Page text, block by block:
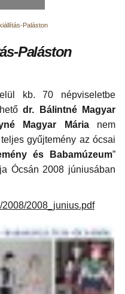
Paláston
Paláston
kb. 70 népviseletbe
dr. Bálintné
Magyar
Magyar Márianem
gyűjtemény az ócsai
és Babamúzeum”
Ócsán 2008 júniusában
2008/2008_junius.pdf